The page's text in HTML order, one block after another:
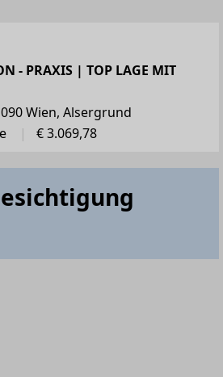
- PRAXIS | TOP LAGE MIT
Wien, Alsergrund
€ 3.069,78